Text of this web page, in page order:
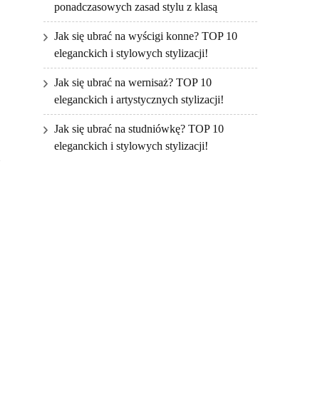
ponadczasowych zasad stylu z klasą
Jak się ubrać na wyścigi konne? TOP 10
eleganckich i stylowych stylizacji!
Jak się ubrać na wernisaż? TOP 10
eleganckich i artystycznych stylizacji!
Jak się ubrać na studniówkę? TOP 10
eleganckich i stylowych stylizacji!